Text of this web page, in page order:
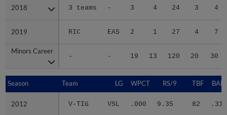
2018 3 teams - 3 4 24 3 4
2019 RIC EAS 2 1 27 4 7
Minors Career
- - 19 13 120 20 30
2018
2019
Minors Career
Season Team LG WPCT RS/9 TBF
2012 V-TIG VSL .000 9.35 82 .319
Season
2012